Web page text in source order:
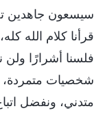
سيسعون جاهدين
قرأنا كلام الله
فلسنا أشرارًا ولن
شخصيات متمردة،
متدني، ونفضل